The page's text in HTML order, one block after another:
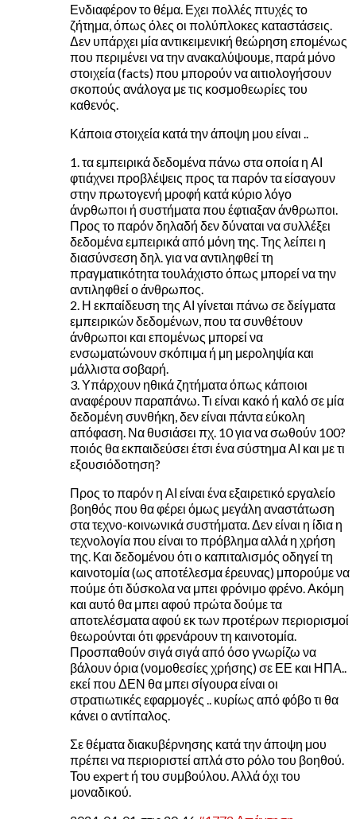
Ενδιαφέρον το θέμα. Εχει πολλές πτυχές το
ζήτημα, όπως όλες οι πολύπλοκες καταστάσεις.
Δεν υπάρχει μία αντικειμενική θεώρηση επομένως
που περιμένει να την ανακαλύψουμε, παρά μόνο
στοιχεία (facts) που μπορούν να αιτιολογήσουν
σκοπούς ανάλογα με τις κοσμοθεωρίες του
καθενός.
Κάποια στοιχεία κατά την άποψη μου είναι ..
1. τα εμπειρικά δεδομένα πάνω στα οποία η ΑΙ
φτιάχνει προβλέψεις προς τα παρόν τα είσαγουν
στην πρωτογενή μροφή κατά κύριο λόγο
άνρθωποι ή συστήματα που έφτιαξαν άνθρωποι.
Προς το παρόν δηλαδή δεν δύναται να συλλέξει
δεδομένα εμπειρικά από μόνη της. Της λείπει η
διασύνσεση δηλ. για να αντιληφθεί τη
πραγματικότητα τουλάχιστο όπως μπορεί να την
αντιληφθεί ο άνθρωπος.
2. Η εκπαίδευση της ΑΙ γίνεται πάνω σε δείγματα
εμπειρικών δεδομένων, που τα συνθέτουν
άνθρωποι και επομένως μπορεί να
ενσωματώνουν σκόπιμα ή μη μεροληψία και
μάλλιστα σοβαρή.
3. Υπάρχουν ηθικά ζητήματα όπως κάποιοι
αναφέρουν παραπάνω. Τι είναι κακό ή καλό σε μία
δεδομένη συνθήκη, δεν είναι πάντα εύκολη
απόφαση. Να θυσιάσει πχ. 10 για να σωθούν 100?
ποιός θα εκπαιδεύσει έτσι ένα σύστημα ΑΙ και με τι
εξουσιόδοτηση?
Προς το παρόν η ΑΙ είναι ένα εξαιρετικό εργαλείο
βοηθός που θα φέρει όμως μεγάλη αναστάτωση
στα τεχνο-κοινωνικά συστήματα. Δεν είναι η ίδια η
τεχνολογία που είναι το πρόβλημα αλλά η χρήση
της. Και δεδομένου ότι ο καπιταλισμός οδηγεί τη
καινοτομία (ως αποτέλεσμα έρευνας) μπορούμε να
πούμε ότι δύσκολα να μπει φρόνιμο φρένο. Ακόμη
και αυτό θα μπει αφού πρώτα δούμε τα
αποτελέσματα αφού εκ των προτέρων περιορισμοί
θεωρούνται ότι φρενάρουν τη καινοτομία.
Προσπαθούν σιγά σιγά από όσο γνωρίζω να
βάλουν όρια (νομοθεσίες χρήσης) σε ΕΕ και ΗΠΑ..
εκεί που ΔΕΝ θα μπει σίγουρα είναι οι
στρατιωτικές εφαρμογές .. κυρίως από φόβο τι θα
κάνει ο αντίπαλος.
Σε θέματα διακυβέρνησης κατά την άποψη μου
πρέπει να περιοριστεί απλά στο ρόλο του βοηθού.
Του expert ή του συμβούλου. Αλλά όχι του
μοναδικού.